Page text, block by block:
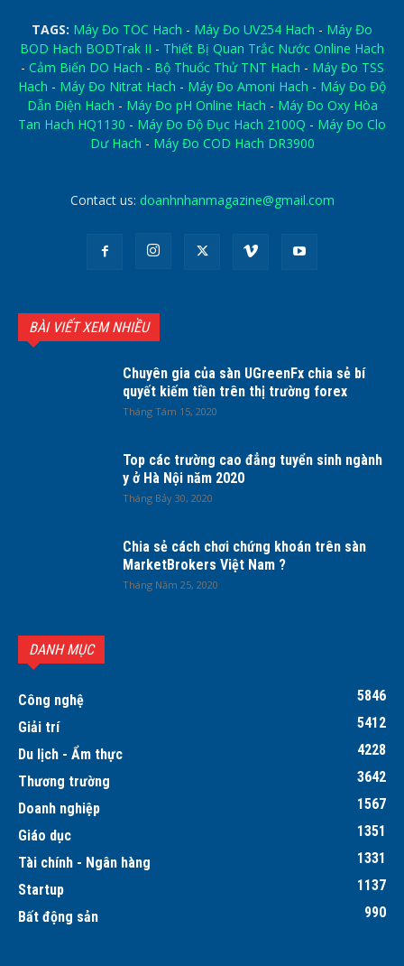
TAGS: Máy Đo TOC Hach - Máy Đo UV254 Hach - Máy Đo
BOD Hach BODTrak II - Thiết Bị Quan Trắc Nước Online Hach
- Cảm Biến DO Hach - Bộ Thuốc Thử TNT Hach - Máy Đo TSS
Hach - Máy Đo Nitrat Hach - Máy Đo Amoni Hach - Máy Đo Độ
Dẫn Điện Hach - Máy Đo pH Online Hach - Máy Đo Oxy Hòa
Tan Hach HQ1130 - Máy Đo Độ Đục Hach 2100Q - Máy Đo Clo
Dư Hach - Máy Đo COD Hach DR3900
Contact us: doanhnhanmagazine@gmail.com
BÀI VIẾT XEM NHIỀU
Chuyên gia của sàn UGreenFx chia sẻ bí
quyết kiếm tiền trên thị trường forex
Tháng Tám 15, 2020
Top các trường cao đẳng tuyển sinh ngành
y ở Hà Nội năm 2020
Tháng Bảy 30, 2020
Chia sẻ cách chơi chứng khoán trên sàn
MarketBrokers Việt Nam ?
Tháng Năm 25, 2020
DANH MỤC
Công nghệ
5846
Giải trí
5412
Du lịch - Ẩm thực
4228
Thương trường
3642
Doanh nghiệp
1567
Giáo dục
1351
Tài chính - Ngân hàng
1331
Startup
1137
Bất động sản
990